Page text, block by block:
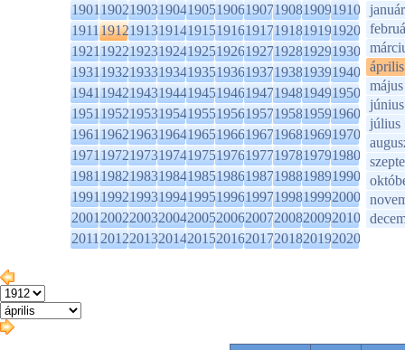
1901190219031904190519061907190819091910
1911191219131914191519161917191819191920
1921192219231924192519261927192819291930
1931193219331934193519361937193819391940
1941194219431944194519461947194819491950
1951195219531954195519561957195819591960
1961196219631964196519661967196819691970
1971197219731974197519761977197819791980
1981198219831984198519861987198819891990
1991199219931994199519961997199819992000
2001200220032004200520062007200820092010
2011201220132014201520162017201820192020
január
április
május
június
július